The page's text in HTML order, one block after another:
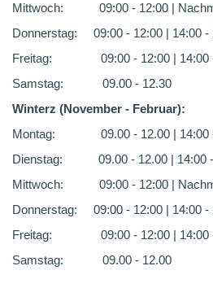
Mittwoch: 09:00 - 12:00 |
Donnerstag: 09:00 - 12:00 | 14:00 -
Freitag: 09:00 - 12:00 | 14:00 -
Samstag: 09.00 - 12.30
Winterz (November - Februar):
Montag: 09.00 - 12.00 | 14:00 -
Dienstag: 09.00 - 12.00 | 14:00 -
Mittwoch: 09:00 - 12:00 |
Donnerstag: 09:00 - 12:00 | 14:00 -
Freitag: 09:00 - 12:00 | 14:00 -
Samstag: 09.00 - 12.00